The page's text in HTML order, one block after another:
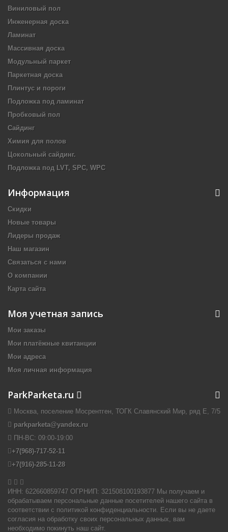
Виниловый пол
Инженерная доска
Ламинат
Массивная доска
Модульный паркет
Паркетная доска
Плинтус и пороги
Подложка под ламинат
Пробковый пол
Сайдинг
Химия для полов
Цокольный сайдинг.
Подложка под LVT, SPC, WPC
Информация
Скидки
Новые товары
Лидеры продаж
Наш магазин
Связаться с нами
О компании
Карта сайта
Моя учетная запись
Мои заказы
Мои платёжные квитанции
Мои адреса
Моя личная информация
ParkParketa.ru
Москва, поселение Мосрентген, ТОГК Славянский Мир, ряд Е, 7/5
parkparketa@yandex.ru
ПН-ВС: 09:00-19:00
+7(968)-717-52-11
+7(916)-285-11-28
 
ИНН: 622660859747 ОГРНИП: 321508100193877 Мы получаем и
обрабатываем персональные данные посетителей нашего сайта в
соответствии с политикой конфиденциальности. Если вы не даете
согласия на обработку своих персональных данных, вам
необходимо покинуть наш сайт.